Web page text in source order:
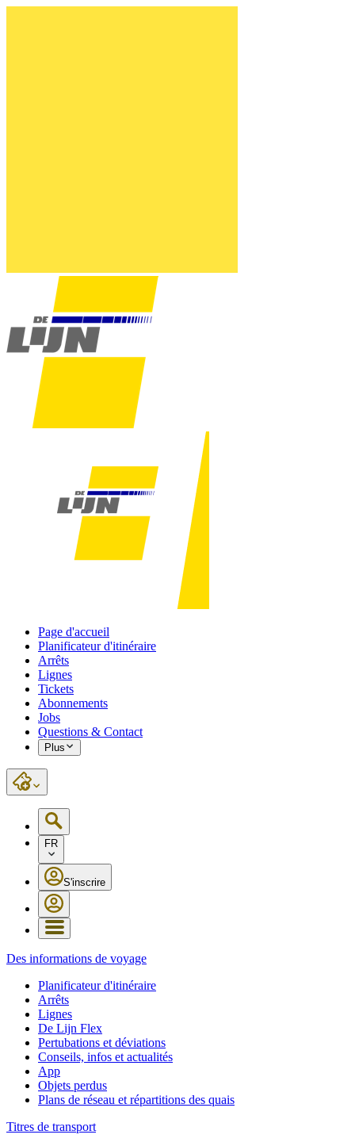
Page d'accueil
Planificateur d'itinéraire
Arrêts
Lignes
Tickets
Abonnements
Jobs
Questions & Contact
Plus
FR
S'inscrire
Des informations de voyage
Planificateur d'itinéraire
Arrêts
Lignes
De Lijn Flex
Pertubations et déviations
Conseils, infos et actualités
App
Objets perdus
Plans de réseau et répartitions des quais
Titres de transport